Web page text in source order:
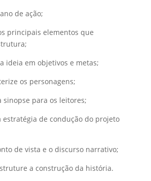
de ação;
principais elementos que
ideia em objetivos e metas;
os personagens;
sinopse para os leitores;
estratégia de condução do projeto
de vista e o discurso narrativo;
a construção da história.